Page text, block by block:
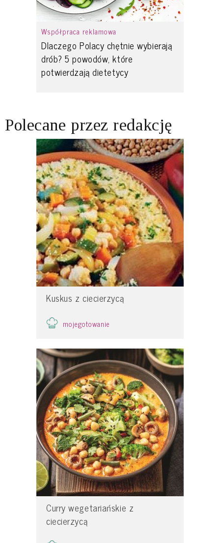
Współpraca reklamowa
Dlaczego Polacy chętnie wybierają
drób? 5 powodów, które
potwierdzają dietetycy
Polecane przez redakcję
Kuskus z ciecierzycą
mojegotowanie
Curry wegetariańskie z
ciecierzycą